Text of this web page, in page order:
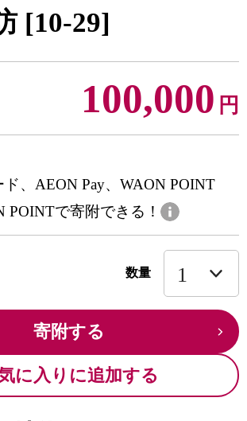
[10-29]
100,000 円
、AEON Pay、WAON POINT
POINTで寄附できる！
数量
寄附する
に入りに追加する